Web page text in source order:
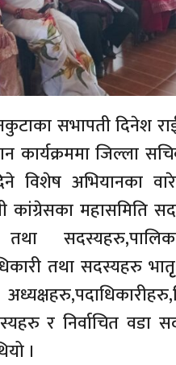
सभापती दिनेश
कार्यक्रममा जिल्ला
विशेष अभियानका
कांग्रेसका महासमिति
सदस्यहरु,पालिका
तथा सदस्यहरु
र निर्वाचित वडा
।